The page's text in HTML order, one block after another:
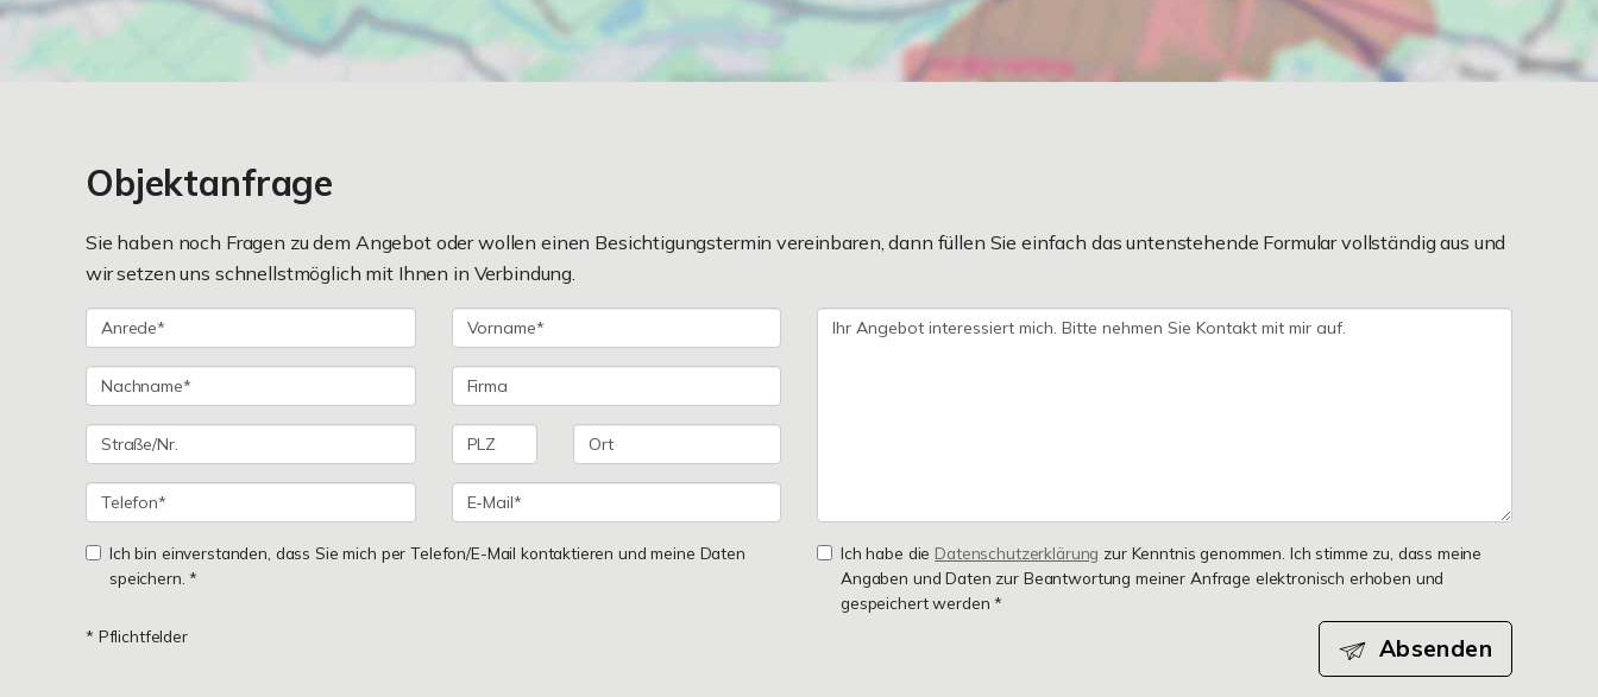
Objektanfrage
Sie haben noch Fragen zu dem Angebot oder wollen einen Besichtigungstermin vereinbaren, dann füllen Sie einfach das untenstehende Formular vollständig aus und
wir setzen uns schnellstmöglich mit Ihnen in Verbindung.
Ich bin einverstanden, dass Sie mich per Telefon/E-Mail kontaktieren und meine Daten
speichern. *
Ich habe die Datenschutzerklärung zur Kenntnis genommen. Ich stimme zu, dass meine
Angaben und Daten zur Beantwortung meiner Anfrage elektronisch erhoben und
gespeichert werden *
* Pflichtfelder
Absenden